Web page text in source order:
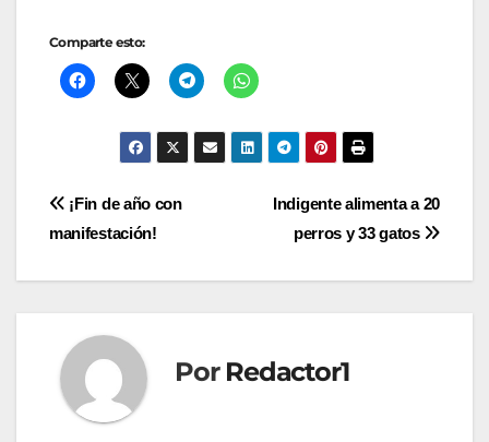
Comparte esto:
Navegación
Indigente alimenta a 20
perros y 33 gatos
¡Fin de año con
manifestación!
Por Redactor1